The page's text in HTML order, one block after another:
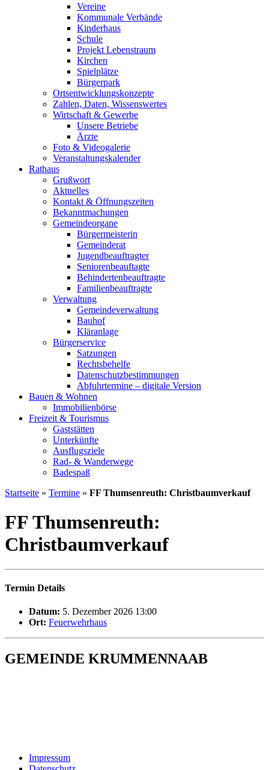
Vereine
Kommunale Verbände
Kinderhaus
Schule
Projekt Lebenstraum
Kirchen
Spielplätze
Bürgerpark
Ortsentwicklungskonzepte
Zahlen, Daten, Wissenswertes
Wirtschaft & Gewerbe
Unsere Betriebe
Ärzte
Foto & Videogalerie
Veranstaltungskalender
Rathaus
Grußwort
Aktuelles
Kontakt & Öffnungszeiten
Bekanntmachungen
Gemeindeorgane
Bürgermeisterin
Gemeinderat
Jugendbeauftragter
Seniorenbeauftagte
Behindertenbeauftragte
Familienbeauftragte
Verwaltung
Gemeindeverwaltung
Bauhof
Kläranlage
Bürgerservice
Satzungen
Rechtsbehelfe
Datenschutzbestimmungen
Abfuhrtermine – digitale Version
Bauen & Wohnen
Immobilienbörse
Freizeit & Tourismus
Gaststätten
Unterkünfte
Ausflugsziele
Rad- & Wanderwege
Badespaß
Startseite » Termine » FF Thumsenreuth: Christbaumverkauf
FF Thumsenreuth:
Christbaumverkauf
Termin Details
Datum: 5. Dezember 2026 13:00
Ort: Feuerwehrhaus
GEMEINDE KRUMMENNAAB
Impressum